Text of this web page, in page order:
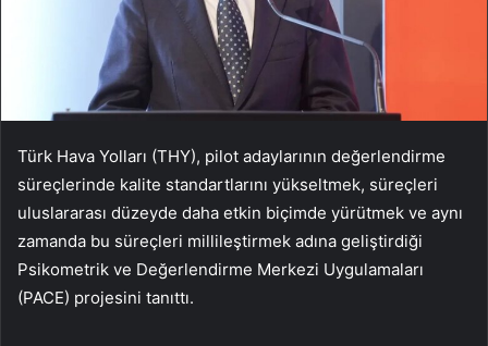
Türk Hava Yolları (THY), pilot adaylarının değerlendirme
süreçlerinde kalite standartlarını yükseltmek, süreçleri
uluslararası düzeyde daha etkin biçimde yürütmek ve aynı
zamanda bu süreçleri millileştirmek adına geliştirdiği
Psikometrik ve Değerlendirme Merkezi Uygulamaları
(PACE) projesini tanıttı.